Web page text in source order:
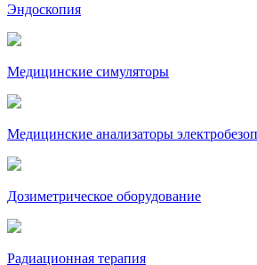
Эндоскопия
Медицинские симуляторы
Медицинские анализаторы
Дозиметрическое оборудование
Радиационная терапия